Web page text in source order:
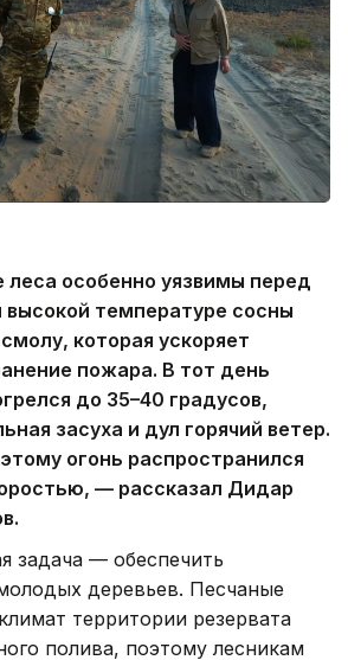
особенно уязвимы перед
высокой температуре сосны
которая ускоряет
пожара. В тот день
до 35–40 градусов,
засуха и дул горячий ветер.
огонь распространился
— рассказал Дидар
задача — обеспечить
деревьев. Песчаные
территории резервата
полива, поэтому лесникам